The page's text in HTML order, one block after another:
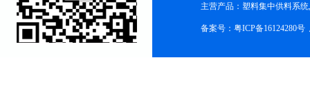
主营产品：塑料集中供料系
备案号：粤ICP备16124280号